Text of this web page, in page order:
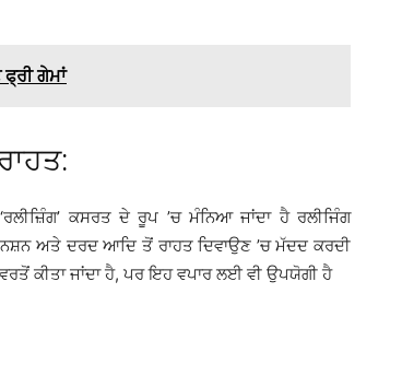
ਗੇਮਾਂ
ਕਸਰਤ ਦੇ ਰੂਪ ’ਚ ਮੰਨਿਆ ਜਾਂਦਾ ਹੈ ਰਲੀਜਿੰਗ
ਅਤੇ ਦਰਦ ਆਦਿ ਤੋਂ ਰਾਹਤ ਦਿਵਾਉਣ ’ਚ ਮੱਦਦ ਕਰਦੀ
ਕੀਤਾ ਜਾਂਦਾ ਹੈ, ਪਰ ਇਹ ਵਪਾਰ ਲਈ ਵੀ ਉਪਯੋਗੀ ਹੈ